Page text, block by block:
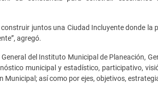
juntos una Ciudad Incluyente donde
agregó.
del Instituto Municipal de Planeación,
municipal y estadístico, participativo,
Municipal; así como por ejes, objetivos,